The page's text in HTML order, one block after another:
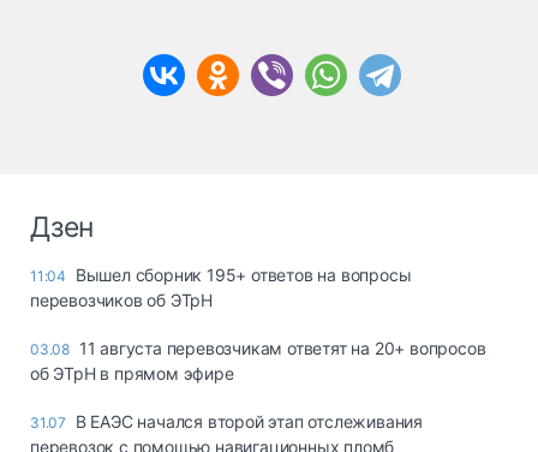
Дзен
11:04
Вышел сборник 195+ ответов на вопросы
перевозчиков об ЭТрН
03.08 11 августа перевозчикам ответят на 20+ вопросов
об ЭТрН в прямом эфире
31.07
В ЕАЭС начался второй этап отслеживания
перевозок с помощью навигационных пломб